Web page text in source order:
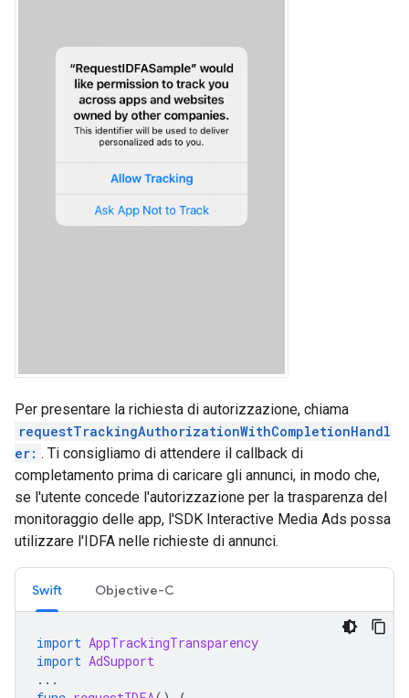
Per presentare la richiesta di autorizzazione, chiama
requestTrackingAuthorizationWithCompletionHandl
er: . Ti consigliamo di attendere il callback di
completamento prima di caricare gli annunci, in modo che,
se l'utente concede l'autorizzazione per la trasparenza del
monitoraggio delle app, l'SDK Interactive Media Ads possa
utilizzare l'IDFA nelle richieste di annunci.
Swift Objective-C
import AppTrackingTransparency
import AdSupport
...